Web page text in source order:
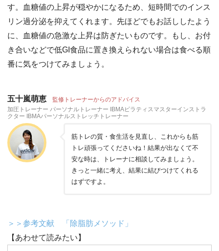
す。血糖値の上昇が穏やかになるため、短時間でのインス
リン過分泌を抑えてくれます。先ほどでもお話ししたよう
に、血糖値の急激な上昇は防ぎたいものです。もし、お付
き合いなどで低GI食品に置き換えられない場合は食べる順
番に気をつけてみましょう。
五十嵐萌恵 監修トレーナーからのアドバイス
加圧トレーナー パーソナルトレーナー IBMAピラティスマスターインストラ
クター IBMAパーソナルストレッチトレーナー
筋トレの質・食生活を見直し、これからも筋
トレ頑張ってくださいね！結果が出なくて不
安な時は、トレーナに相談してみましょう。
きっと一緒に考え、結果に結びつけてくれる
はずですよ。
＞＞参考文献 「除脂肪メソッド」
【あわせて読みたい】